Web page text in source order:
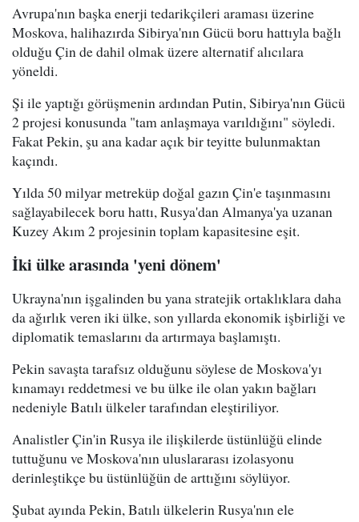
Avrupa'nın başka enerji tedarikçileri araması üzerine
Moskova, halihazırda Sibirya'nın Gücü boru hattıyla bağlı
olduğu Çin de dahil olmak üzere alternatif alıcılara
yöneldi.
Şi ile yaptığı görüşmenin ardından Putin, Sibirya'nın Gücü
2 projesi konusunda "tam anlaşmaya varıldığını" söyledi.
Fakat Pekin, şu ana kadar açık bir teyitte bulunmaktan
kaçındı.
Yılda 50 milyar metreküp doğal gazın Çin'e taşınmasını
sağlayabilecek boru hattı, Rusya'dan Almanya'ya uzanan
Kuzey Akım 2 projesinin toplam kapasitesine eşit.
İki ülke arasında 'yeni dönem'
Ukrayna'nın işgalinden bu yana stratejik ortaklıklara daha
da ağırlık veren iki ülke, son yıllarda ekonomik işbirliği ve
diplomatik temaslarını da artırmaya başlamıştı.
Pekin savaşta tarafsız olduğunu söylese de Moskova'yı
kınamayı reddetmesi ve bu ülke ile olan yakın bağları
nedeniyle Batılı ülkeler tarafından eleştiriliyor.
Analistler Çin'in Rusya ile ilişkilerde üstünlüğü elinde
tuttuğunu ve Moskova'nın uluslararası izolasyonu
derinleştikçe bu üstünlüğün de arttığını söylüyor.
Şubat ayında Pekin, Batılı ülkelerin Rusya'nın ele